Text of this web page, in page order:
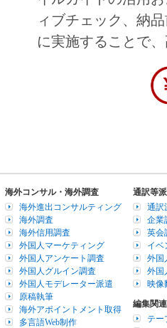
ィブチェック、納
に実施することで
海外コンサル・海外調査
海外進出コンサルティング
海外調査
海外信用調査
外国人マーケティング
外国人アンケート調査
外国人グルイン調査
外国人モデレーター派遣
原稿執筆
海外アポイントメント取得
多言語Web制作
通訳等
通訳
企業
英会
イベ
外国
外国
映像
編集関連
テー